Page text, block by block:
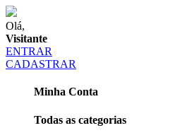
Olá,
Visitante
ENTRAR
CADASTRAR
Minha Conta
Todas as categorias